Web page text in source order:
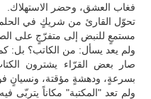
فغاب العشق، وحضر الاستهلاك.
تحوّل القارئ من شريكٍ في
مستمعٍ للنبض إلى متفرّجٍ على
ولم يعد يسأل: من الكاتب؟ بل:
صار بعض القرّاء يشترون
بسرعةٍ، ودهشةٍ مؤقتة، ونسيانٍ
ولم تعد "المكتبة" مكاناً يتربّى